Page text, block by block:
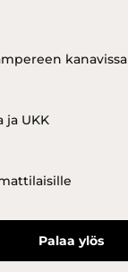
kanavissa
ja UKK
Palaa ylös